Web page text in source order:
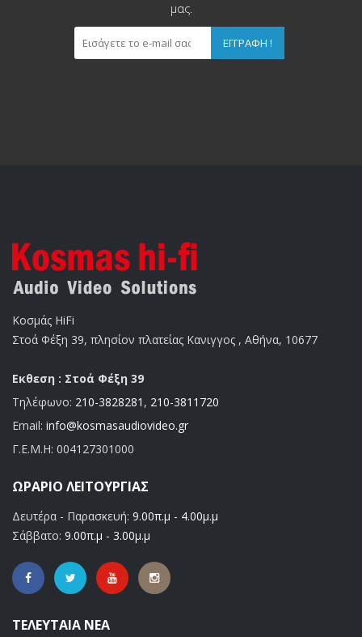
μας.
ΕΓΓΡΑΦΉ !
Κοσμάς HiFi
Στοά Φέξη 39, πλησίον πλατείας Κανιγγος , Αθήνα, 10677
Εκθεση : Στοά Φέξη 39
Τηλέφωνο: 210-3828281 , 210-3811720
Email: info@kosmasaudiovideo.gr
Γ.Ε.Μ.Η: 004127301000
ΩΡΆΡΙΟ ΛΕΙΤΟΥΡΓΊΑΣ
Δευτέρα - Παρασκευή: 9.00π.μ - 4.00μ.μ
Σάββατο: 9.00π.μ - 3.00μ.μ
ΤΕΛΕΥΤΑΊΑ ΝΈΑ